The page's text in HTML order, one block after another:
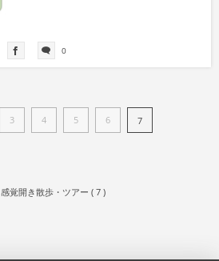
0
3 4 5 6 7
感覚開き散歩・ツアー ( 7 )